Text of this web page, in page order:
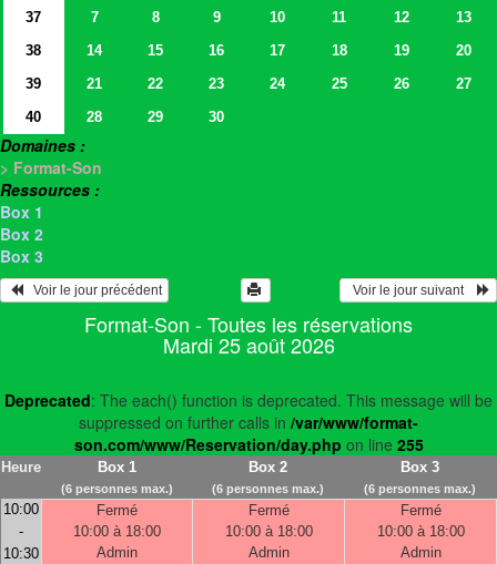
37
7 8 9 10 11 12
13
38
14 15 16 17 18 19
20
39
21 22 23 24 25 26
27
40
28 29 30
Domaines :
> Format-Son
Ressources :
Box 1
Box 2
Box 3
   Voir le jour précédent
  Voir le jour suivant
Format-Son - Toutes les réservations
Mardi 25 août 2026
Deprecated: The each() function is deprecated. This message will be
suppressed on further calls in /var/www/format-
son.com/www/Reservation/day.php on line 255
Heure Box 1
(6 personnes max.)
Box 2
(6 personnes max.)
Box 3
(6 personnes max.)
10:00
-
10:30
Fermé
10:00 à 18:00
Admin
Fermé
10:00 à 18:00
Admin
Fermé
10:00 à 18:00
Admin